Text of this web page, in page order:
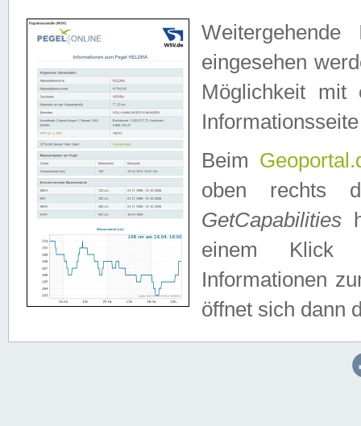
eingesehen
Möglichkeit mit
Beim
oben rechts
GetCapabilities
einem Klick
Informationen
öffnet sich dann